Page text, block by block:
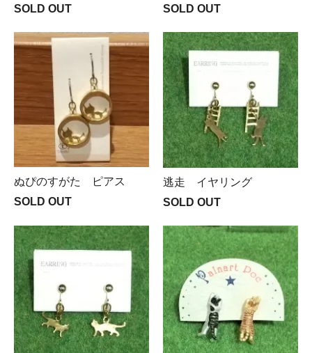
SOLD OUT
SOLD OUT
ぬぴのすがた ピアス
SOLD OUT
逃走 イヤリング
SOLD OUT